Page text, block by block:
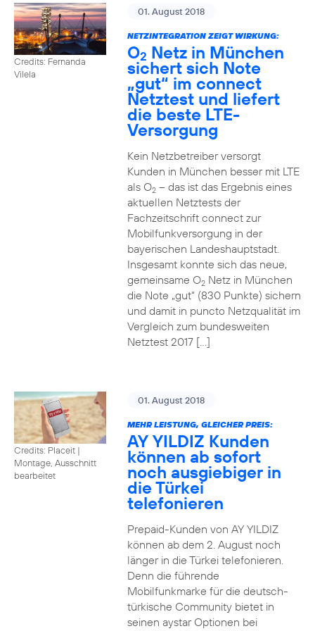
Credits: Fernanda
Vilela
01. August 2018
NETZINTEGRATION ZEIGT WIRKUNG:
O2 Netz in München
sichert sich Note
„gut“ im connect
Netztest und liefert
die beste LTE-
Versorgung
Kein Netzbetreiber versorgt
Kunden in München besser mit LTE
als O2– das ist das Ergebnis eines
aktuellen Netztests der
Fachzeitschrift connect zur
Mobilfunkversorgung in der
bayerischen Landeshauptstadt.
Insgesamt konnte sich das neue,
gemeinsame O2Netz in München
die Note „gut“ (830 Punkte) sichern
und damit in puncto Netzqualität im
Vergleich zum bundesweiten
Netztest 2017 […]
Credits: Placeit |
Montage, Ausschnitt
bearbeitet
01. August 2018
MEHR LEISTUNG, GLEICHER PREIS:
AY YILDIZ Kunden
können ab sofort
noch ausgiebiger in
die Türkei
telefonieren
Prepaid-Kunden von AY YILDIZ
können ab dem 2. August noch
länger in die Türkei telefonieren.
Denn die führende
Mobilfunkmarke für die deutsch-
türkische Community bietet in
seinen aystar Optionen bei